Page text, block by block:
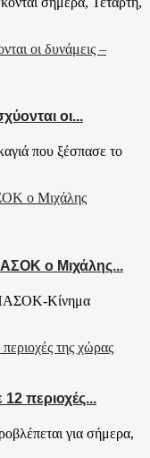
οι...
που ξέσπασε το
ο Μιχάλης...
ΠΑΣΟΚ-Κίνημα
περιοχές...
για σήμερα,